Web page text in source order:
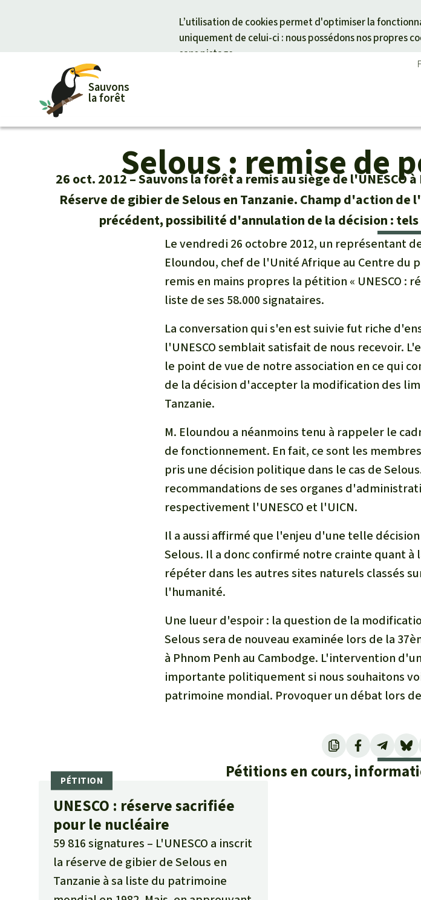
L’utilisation de cookies permet d'optimiser la
uniquement de celui-ci : nous possédons nos propres
sans pistage.
Sauvons
la forêt
Pour approfondir
Actualités
Succès
Lettre d'information
Climat et forêt tropicale
La biodiversité
L'huile de palme
Les aires protégées
La forêt tropicale
Le bois tropical
Les biocarburants
L’aluminium
L'élevage industriel
L'or
L'accaparement des terres
Le braconnage
Les barrages
Le ciment et le béton
Votre soutien est capital
Don général
Fonds d'urgence
Certificats de don
Questions & réponses
Don pour un thème
Protection des animaux
Protection des forêts tropicales
Soutien aux activistes
Don
Asie du
Afrique
Selous : remise de
26 oct. 2012
Sauvons la forêt a remis au siège de
Réserve de gibier de Selous en Tanzanie. Champ d'action
précédent, possibilité d'annulation de la décision :
Le vendredi 26 octobre 2012, un représentant
Eloundou, chef de l'Unité Afrique au Centre du
remis en mains propres la pétition « UNESCO :
liste de ses 58.000 signataires.
La conversation qui s'en est suivie fut riche
l'UNESCO semblait satisfait de nous recevoir.
le point de vue de notre association en ce qui
de la décision d'accepter la modification des
Tanzanie.
M. Eloundou a néanmoins tenu à rappeler le
de fonctionnement. En fait, ce sont les
pris une décision politique dans le cas de
recommandations de ses organes
respectivement l'UNESCO et l'UICN.
Il a aussi affirmé que l'enjeu d'une telle
Selous. Il a donc confirmé notre crainte quant
répéter dans les autres sites naturels classés
l'humanité.
Une lueur d'espoir : la question de la
Selous sera de nouveau examinée lors de la
à Phnom Penh au Cambodge. L'intervention
importante politiquement si nous souhaitons
patrimoine mondial. Provoquer un débat lors
Pétitions en cours,
UNESCO : réserve sacrifiée
pour le nucléaire
59 816 signatures
L'UNESCO a inscrit
la réserve de gibier de Selous en
Tanzanie à sa liste du patrimoine